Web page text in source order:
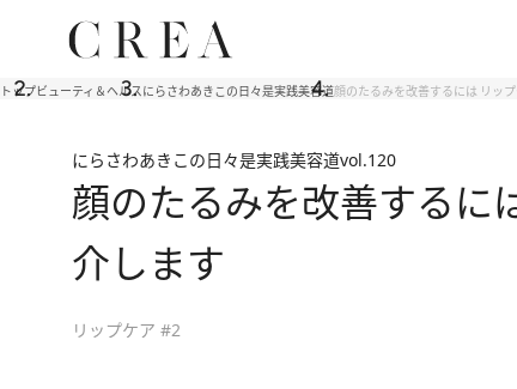
トップビューティ＆ヘルスにらさわあきこの日々是実践美容道顔のたるみを改善するには リッ
にらさわあきこの日々是実践美容道vol.120
顔のたるみを改善するに
介します
リップケア #2